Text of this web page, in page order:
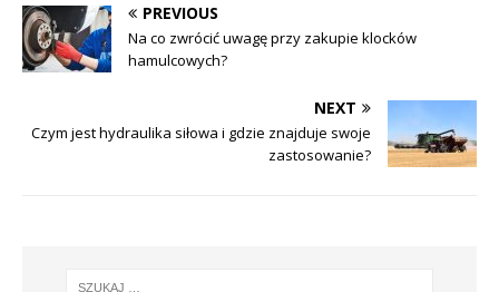
PREVIOUS
Na co zwrócić uwagę przy zakupie klocków
hamulcowych?
NEXT
Czym jest hydraulika siłowa i gdzie znajduje swoje
zastosowanie?